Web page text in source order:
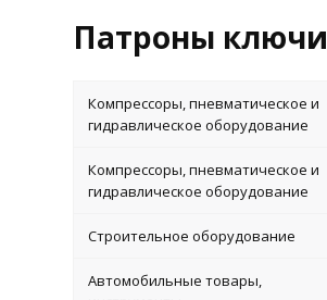
Патроны ключи
Компрессоры, пневматическое и
гидравлическое оборудование
Компрессоры, пневматическое и
гидравлическое оборудование
Строительное оборудование
Автомобильные товары,